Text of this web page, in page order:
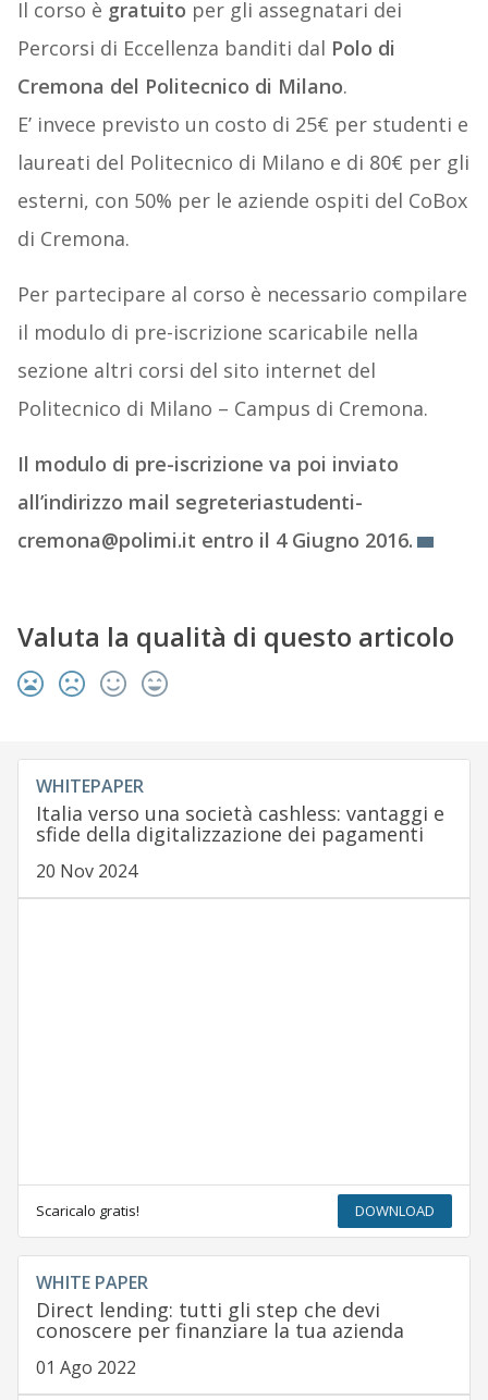
Il corso è gratuito per gli assegnatari dei
Percorsi di Eccellenza banditi dal Polo di
Cremona del Politecnico di Milano.
E’ invece previsto un costo di 25€ per studenti e
laureati del Politecnico di Milano e di 80€ per gli
esterni, con 50% per le aziende ospiti del CoBox
di Cremona.
Per partecipare al corso è necessario compilare
il modulo di pre-iscrizione scaricabile nella
sezione altri corsi del sito internet del
Politecnico di Milano – Campus di Cremona.
Il modulo di pre-iscrizione va poi inviato
all’indirizzo mail segreteriastudenti-
cremona@polimi.it entro il 4 Giugno 2016.
Valuta la qualità di questo articolo
WHITEPAPER
Italia verso una società cashless: vantaggi e
sfide della digitalizzazione dei pagamenti
20 Nov 2024
Scaricalo gratis! DOWNLOAD
WHITE PAPER
Direct lending: tutti gli step che devi
conoscere per finanziare la tua azienda
01 Ago 2022